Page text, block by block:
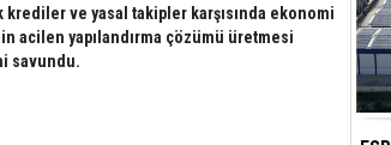
krediler ve yasal takipler karşısında ekonomi
acilen yapılandırma çözümü üretmesi
savundu.